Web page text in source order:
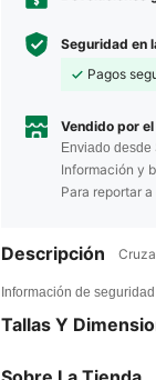
Seguridad en
Pagos
Vendido por
Enviado desde
Información y
Para reportar
Descripción
Información de
Tallas Y